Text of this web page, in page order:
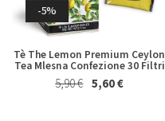
Distillery 70 Cl in Astuccio
59,50 € 57,00 €
-5%
Tè The Lemon Premium Ceylon
Tea Mlesna Confezione 30 Filtri
5,90 € 5,60 €